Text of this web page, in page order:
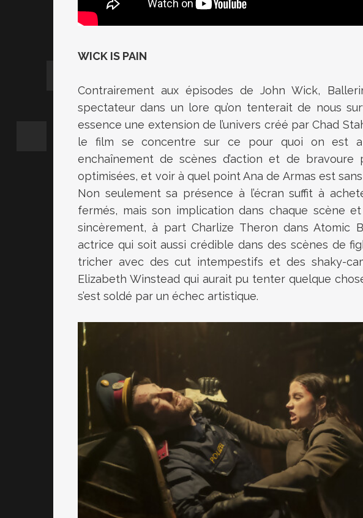
WICK IS PAIN
Contrairement aux épisodes de John Wick,
spectateur dans un lore qu’on tenterait de nous
essence une extension de l’univers créé par Chad
le film se concentre sur ce pour quoi on est
enchaînement de scènes d’action et de
optimisées, et voir à quel point Ana de Armas est
Non seulement sa présence à l’écran suffit à
fermés, mais son implication dans chaque scène
sincèrement, à part Charlize Theron dans Atomic
actrice qui soit aussi crédible dans des scènes de
tricher avec des cut intempestifs et des shaky-
Elizabeth Winstead qui aurait pu tenter quelque
s’est soldé par un échec artistique.